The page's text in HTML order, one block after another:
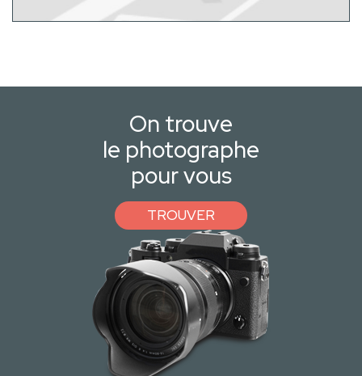
On trouve
le photographe
pour vous
TROUVER